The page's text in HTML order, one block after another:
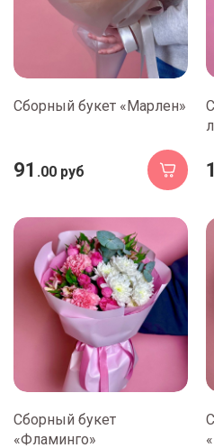
Сборный букет «Марлен»
91 .00 руб
Сборный букет
«Фламинго»